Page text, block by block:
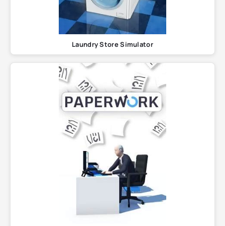
Laundry Store Simulator